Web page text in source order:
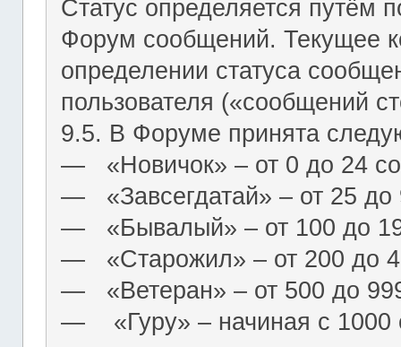
Статус определяется путём
Форум сообщений. Текущее
определении статуса
пользователя («сообщений
9.5. В Форуме принята
― «Новичок» – от 0 до 24
― «Завсегдатай» – от 25 до
― «Бывалый» – от 100 до
― «Старожил» – от 200 до
― «Ветеран» – от 500 до
― «Гуру» – начиная с 1000